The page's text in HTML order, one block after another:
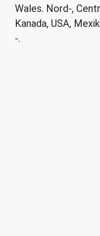
Wales. Nord-,
Kanada, USA,
-.